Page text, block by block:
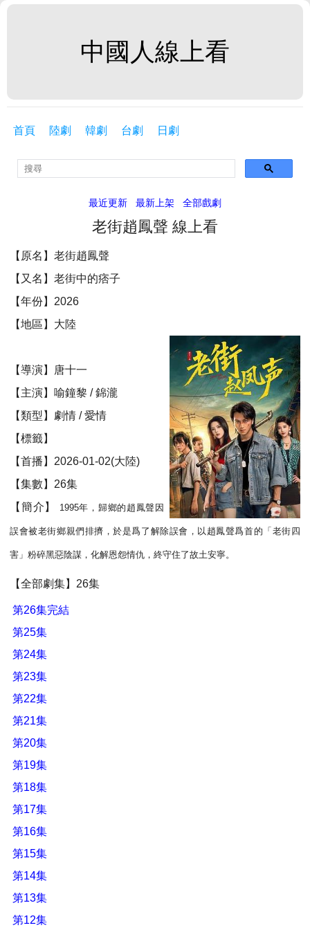
中國人線上看
首頁 陸劇 韓劇 台劇 日劇
最近更新 最新上架 全部戲劇
老街趙鳳聲 線上看
【原名】老街趙鳳聲
【又名】老街中的痞子
【年份】2026
【地區】大陸
【導演】唐十一
【主演】喻鐘黎 / 錦瀧
【類型】劇情 / 愛情
【標籤】
【首播】2026-01-02(大陸)
【集數】26集
【簡介】
1995年，歸鄉的趙鳳聲因
誤會被老街鄉親們排擠，於是爲了解除誤會，以趙鳳聲爲首的「老街四
害」粉碎黑惡陰謀，化解恩怨情仇，終守住了故土安寧。
【全部劇集】26集
第26集完結
第25集
第24集
第23集
第22集
第21集
第20集
第19集
第18集
第17集
第16集
第15集
第14集
第13集
第12集